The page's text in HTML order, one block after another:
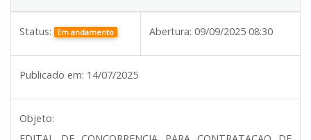
Status: Em andamento Abertura: 09/09/2025 08:30
Publicado em: 14/07/2025
Objeto: